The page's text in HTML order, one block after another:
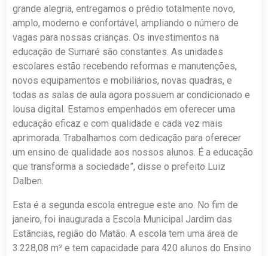
grande alegria, entregamos o prédio totalmente novo,
amplo, moderno e confortável, ampliando o número de
vagas para nossas crianças. Os investimentos na
educação de Sumaré são constantes. As unidades
escolares estão recebendo reformas e manutenções,
novos equipamentos e mobiliários, novas quadras, e
todas as salas de aula agora possuem ar condicionado e
lousa digital. Estamos empenhados em oferecer uma
educação eficaz e com qualidade e cada vez mais
aprimorada. Trabalhamos com dedicação para oferecer
um ensino de qualidade aos nossos alunos. É a educação
que transforma a sociedade”, disse o prefeito Luiz
Dalben.
Esta é a segunda escola entregue este ano. No fim de
janeiro, foi inaugurada a Escola Municipal Jardim das
Estâncias, região do Matão. A escola tem uma área de
3.228,08 m² e tem capacidade para 420 alunos do Ensino